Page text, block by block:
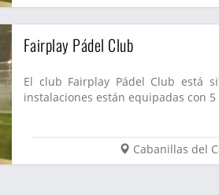
Fairplay Pádel Club
El club Fairplay Pádel Club está
instalaciones están equipadas con
Cabanillas del